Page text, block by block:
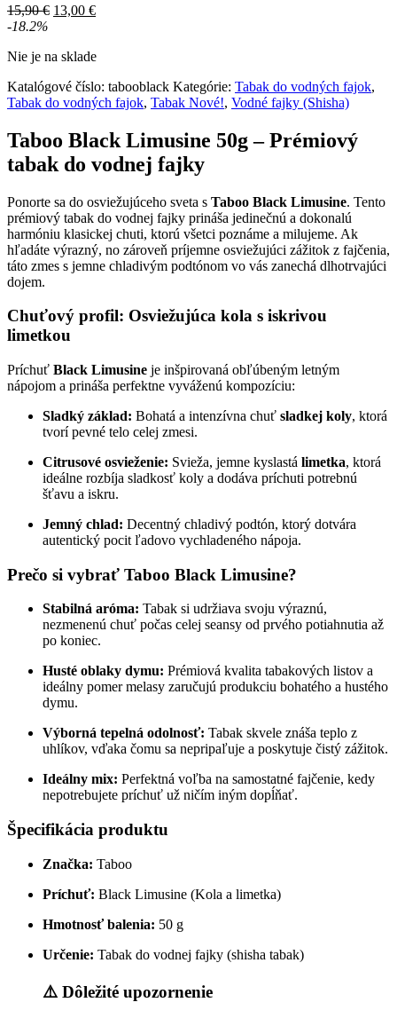
15,90€ Pôvodná
15,90 €.
13,00 €Aktuálna
13,00 €.
-18.2%
Nie je na sklade
Katalógové číslo: tabooblack Kategórie: Tabak do vodných fajok,
Tabak do vodných fajok, Tabak Nové!, Vodné fajky (Shisha)
Taboo Black Limusine 50g – Prémiový
tabak do vodnej fajky
Ponorte sa do osviežujúceho sveta s Taboo Black Limusine. Tento
prémiový tabak do vodnej fajky prináša jedinečnú a dokonalú
harmóniu klasickej chuti, ktorú všetci poznáme a milujeme. Ak
hľadáte výrazný, no zároveň príjemne osviežujúci zážitok z fajčenia,
táto zmes s jemne chladivým podtónom vo vás zanechá dlhotrvajúci
dojem.
Chuťový profil: Osviežujúca kola s iskrivou
limetkou
Príchuť Black Limusine je inšpirovaná obľúbeným letným
nápojom a prináša perfektne vyváženú kompozíciu:
Sladký základ: Bohatá a intenzívna chuť sladkej koly, ktorá
tvorí pevné telo celej zmesi.
Citrusové osvieženie: Svieža, jemne kyslastá limetka, ktorá
ideálne rozbíja sladkosť koly a dodáva príchuti potrebnú
šťavu a iskru.
Jemný chlad: Decentný chladivý podtón, ktorý dotvára
autentický pocit ľadovo vychladeného nápoja.
Prečo si vybrať Taboo Black Limusine?
Stabilná aróma: Tabak si udržiava svoju výraznú,
nezmenenú chuť počas celej seansy od prvého potiahnutia až
po koniec.
Husté oblaky dymu: Prémiová kvalita tabakových listov a
ideálny pomer melasy zaručujú produkciu bohatého a hustého
dymu.
Výborná tepelná odolnosť: Tabak skvele znáša teplo z
uhlíkov, vďaka čomu sa nepripaľuje a poskytuje čistý zážitok.
Ideálny mix: Perfektná voľba na samostatné fajčenie, kedy
nepotrebujete príchuť už ničím iným dopĺňať.
Špecifikácia produktu
Značka: Taboo
Príchuť: Black Limusine (Kola a limetka)
Hmotnosť balenia: 50 g
Určenie: Tabak do vodnej fajky (shisha tabak)
⚠️ Dôležité upozornenie